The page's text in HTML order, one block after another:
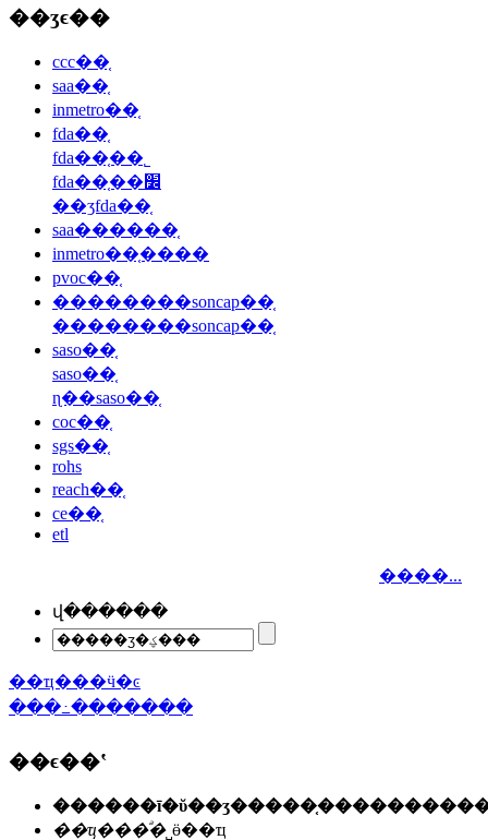
��ʒϵ��
ccc��֤
saa��֤
inmetro��֤
fda��֤
fda��֤��˾
fda��֤��׼
��ʒfda��֤
saa������֤
inmetro��֤����
pvoc��֤
��������soncap��֤
��������soncap��֤
saso��֤
saso��֤
ɳ��saso��֤
coc��֤
sgs��֤
rohs
reach��֤
ce��֤
etl
����...
վ������
��ҵ���ӵ�ͼ
���߸�������
��ϵ��ʽ
��ҵ���ͣ�˽ӫ��ҵ